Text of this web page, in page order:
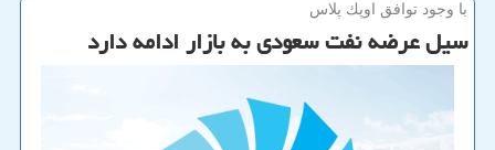
با وجود توافق اوپك پلاس
سیل عرضه نفت سعودی به بازار ادامه دارد